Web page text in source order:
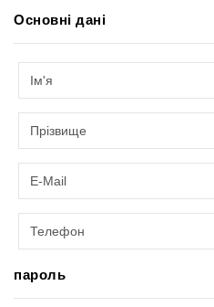
Основні дані
пароль